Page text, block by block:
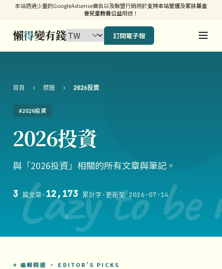
本站透過少量的GoogleAdsense廣告以及聯盟行銷用於支持本站營運及家扶基金
會兒童教養公益用途！
懶得變有錢 訂閱電子報
Lazy to be
首頁 › 標籤 › 2026投資
#2026投資
2026投資
與「2026投資」相關的所有文章與筆記。
3 篇文章· 12,173 累計字 ·更新至 2026-07-14
⭐ 編輯精選 · EDITOR'S PICKS